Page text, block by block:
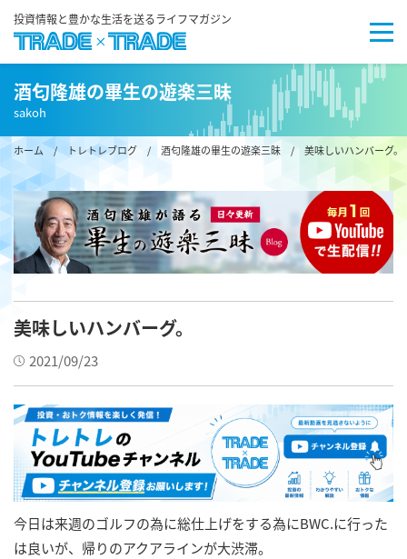
投資情報と豊かな生活を送るライフマガジン
酒匂隆雄の畢生の遊楽三昧
sakoh
ホーム/ トレトレブログ / 酒匂隆雄の畢生の遊楽三昧 / 美味しいハンバーグ。
美味しいハンバーグ。
2021/09/23
今日は来週のゴルフの為に総仕上げをする為にBWC.に行った
は良いが、帰りのアクアラインが大渋滞。